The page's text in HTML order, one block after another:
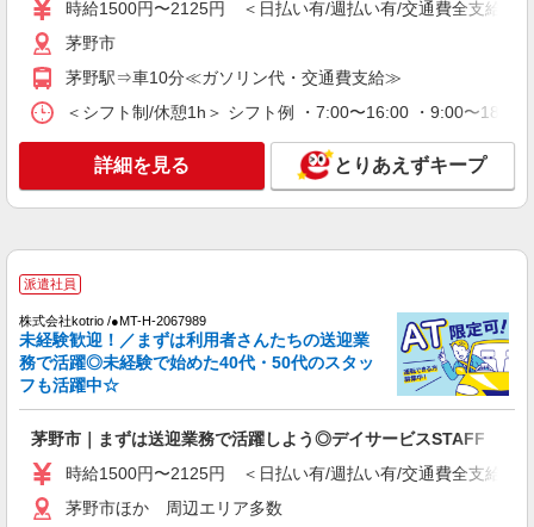
株式会社kotrio /●MT-H-2067358
茅野市/未経験OK★誰かの支えになれる人に！
グルホの世話人♪
通費全支給(ガソリン代含む)＞
派遣社員
株式会社kotrio /●MT-H-1732727
サ高住職員＊残業しているようじゃダメか、定
時でね、帰らないと
時給1500円〜2125円 ＜日払い有/週払い有/交
通費全支給(ガソリン代含む)＞
茅野市ほか 周辺エリア多数
キープ
時給1500円〜2125円 ＜日払い有/週払い有/交通費全支給(ガ
茅野市
茅野駅⇒車10分≪ガソリン代・交通費支給≫
＜シフト制/休憩1h＞ シフト例 ・7:00〜16:00 ・9:00〜
詳細を見る とりあえずキープ
派遣社員
株式会社kotrio /●MT-H-2067989
未経験歓迎！／まずは利用者さんたちの送迎業
務で活躍◎未経験で始めた40代・50代のスタッ
フも活躍中☆
茅野市｜まずは送迎業務で活躍しよう◎デイサービスSTAFF
時給1500円〜2125円 ＜日払い有/週払い有/交通費全支給(ガ
茅野市ほか 周辺エリア多数